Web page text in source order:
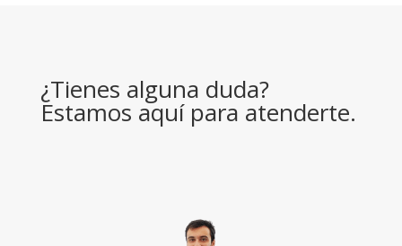
¿Tienes alguna duda?
Estamos aquí para atenderte.